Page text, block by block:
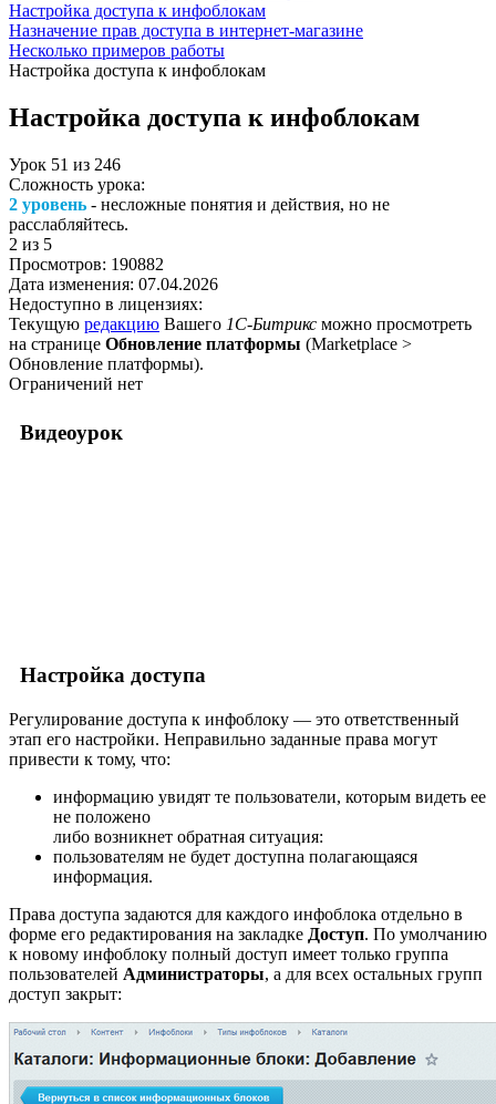
Настройка доступа к инфоблокам
Назначение прав доступа в интернет-магазине
Несколько примеров работы
Настройка доступа к инфоблокам
Настройка доступа к инфоблокам
Урок 51 из 246
Сложность урока:
2 уровень - несложные понятия и действия, но не
расслабляйтесь.
2 из 5
Просмотров: 190882
Дата изменения: 07.04.2026
Недоступно в лицензиях:
Текущую редакцию Вашего 1С-Битрикс можно просмотреть
на странице Обновление платформы (Marketplace >
Обновление платформы).
Ограничений нет
Видеоурок
Настройка доступа
Регулирование доступа к инфоблоку — это ответственный
этап его настройки. Неправильно заданные права могут
привести к тому, что:
информацию увидят те пользователи, которым видеть ее
не положено
либо возникнет обратная ситуация:
пользователям не будет доступна полагающаяся
информация.
Права доступа задаются для каждого инфоблока отдельно в
форме его редактирования на закладке Доступ. По умолчанию
к новому инфоблоку полный доступ имеет только группа
пользователей Администраторы, а для всех остальных групп
доступ закрыт: